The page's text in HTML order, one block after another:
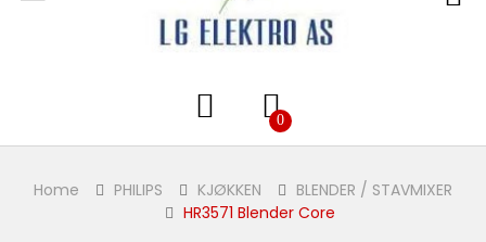
Home PHILIPS KJØKKEN
BLENDER / STAVMIXER
HR3571 Blender Core